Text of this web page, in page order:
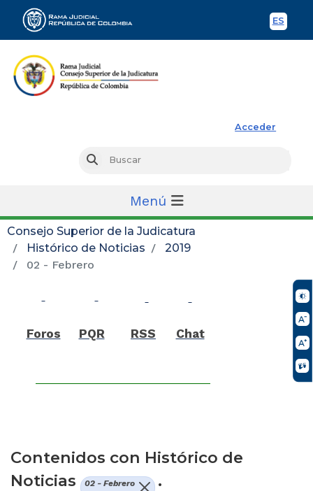
ES
Acceder
Buscar
Menú
Consejo Superior de la Judicatura
Histórico de Noticias
2019
02 - Febrero
Foros PQR RSS Chat
Contenidos con Histórico de
Noticias
02 - Febrero .